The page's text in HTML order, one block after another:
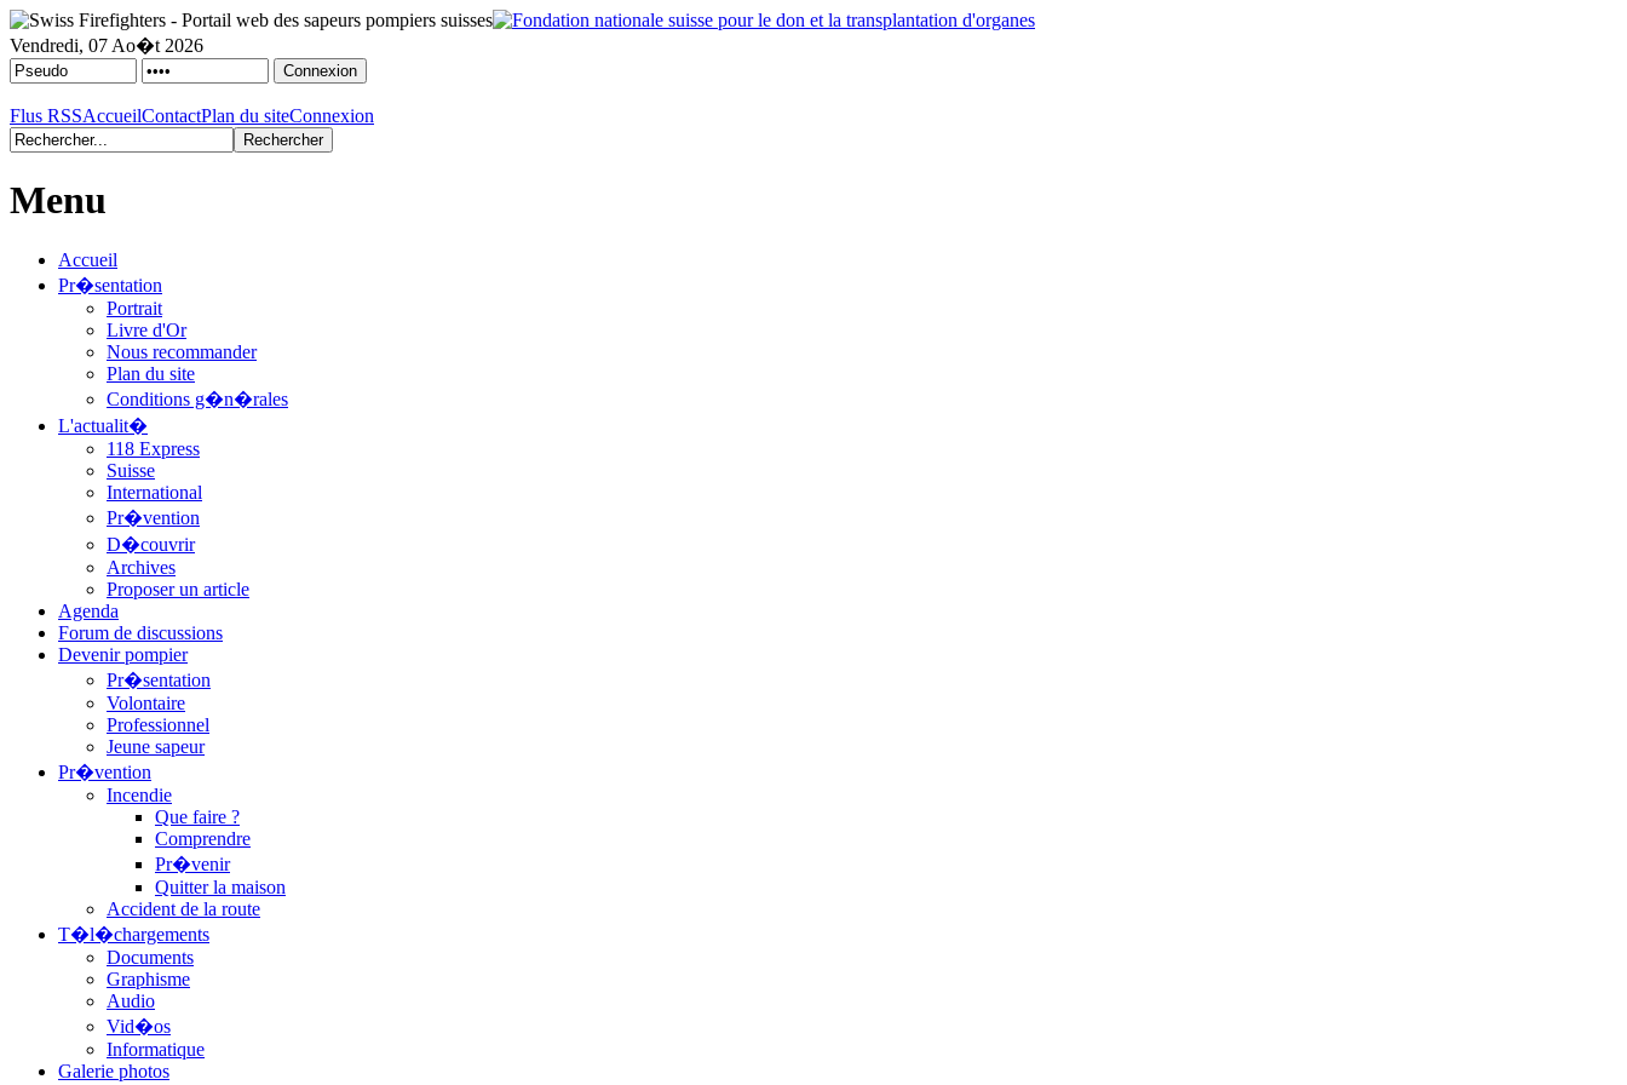
Vendredi, 07 Ao�t 2026
Flus RSSAccueilContactPlan du siteConnexion
Menu
Accueil
Pr�sentation
Portrait
Livre d'Or
Nous recommander
Plan du site
Conditions g�n�rales
L'actualit�
118 Express
Suisse
International
Pr�vention
D�couvrir
Archives
Proposer un article
Agenda
Forum de discussions
Devenir pompier
Pr�sentation
Volontaire
Professionnel
Jeune sapeur
Pr�vention
Incendie
Que faire ?
Comprendre
Pr�venir
Quitter la maison
Accident de la route
T�l�chargements
Documents
Graphisme
Audio
Vid�os
Informatique
Galerie photos